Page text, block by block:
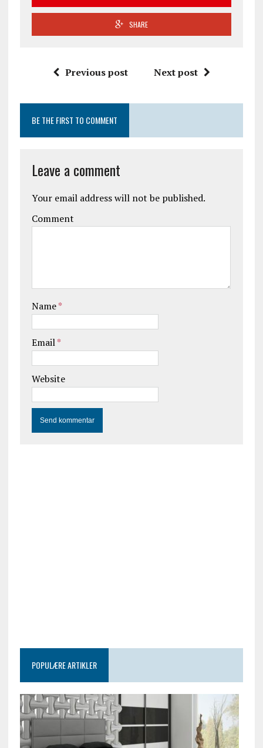
SHARE
Previous post Next post
BE THE FIRST TO COMMENT
Leave a comment
Your email address will not be published.
Comment
Name*
Email*
Website
POPULÆRE ARTIKLER